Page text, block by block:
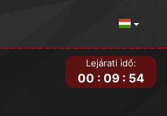
Lejárati idő:
00 : 09 : 54